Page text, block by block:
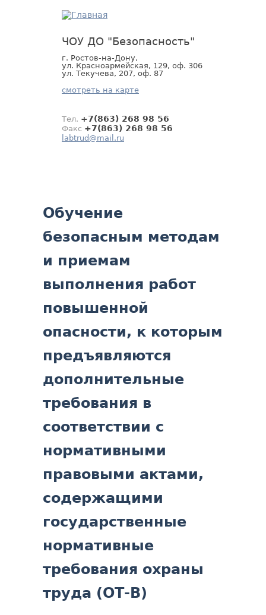
ЧОУ ДО "Безопасность"
г. Ростов-на-Дону,
ул. Красноармейская, 129, оф. 306
ул. Текучева, 207, оф. 87
смотреть на карте
Тел. +7(863) 268 98 56
Факс +7(863) 268 98 56
labtrud@mail.ru
Back
to
Обучение
безопасным методам
и приемам
выполнения работ
повышенной
опасности, к которым
предъявляются
дополнительные
требования в
соответствии с
нормативными
правовыми актами,
содержащими
государственные
нормативные
требования охраны
труда (ОТ-В)